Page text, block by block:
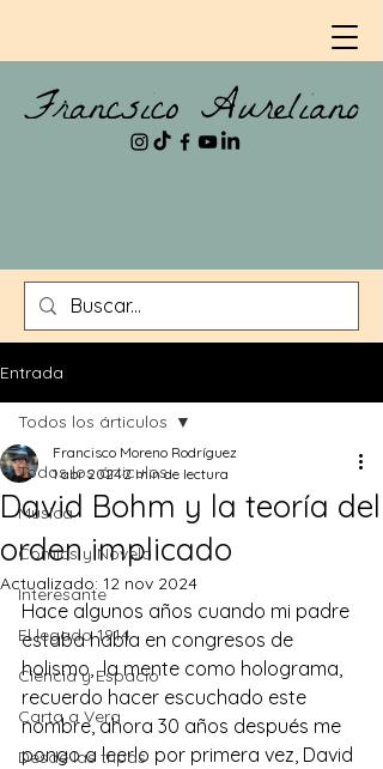
Entrada
Todos los árticulos
Música
Comics y Novela
Interesante
El legado 1914
Ciencia y Espacio
Carta a Vera
Desde las tripas
Todos los árticulos
David Bohm y la teoría del
orden implicado
Francisco Moreno Rodríguez
1 abr 20242 min de lectura
Actualizado: 12 nov 2024
Hace algunos años cuando mi padre
estaba habla en congresos de
holismo,  la mente como holograma,
recuerdo hacer escuchado este
nombre, ahora 30 años después me
pongo a leerlo por primera vez, David